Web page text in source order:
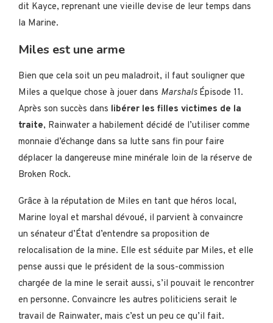
dit Kayce, reprenant une vieille devise de leur temps dans
la Marine.
Miles est une arme
Bien que cela soit un peu maladroit, il faut souligner que
Miles a quelque chose à jouer dans Marshals Épisode 11.
Après son succès dans libérer les filles victimes de la
traite, Rainwater a habilement décidé de l’utiliser comme
monnaie d’échange dans sa lutte sans fin pour faire
déplacer la dangereuse mine minérale loin de la réserve de
Broken Rock.
Grâce à la réputation de Miles en tant que héros local,
Marine loyal et marshal dévoué, il parvient à convaincre
un sénateur d’État d’entendre sa proposition de
relocalisation de la mine. Elle est séduite par Miles, et elle
pense aussi que le président de la sous-commission
chargée de la mine le serait aussi, s’il pouvait le rencontrer
en personne. Convaincre les autres politiciens serait le
travail de Rainwater, mais c’est un peu ce qu’il fait.